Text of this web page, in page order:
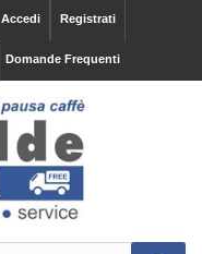
Registrati
Accedi
Domande Frequenti